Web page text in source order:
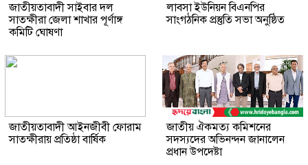
জাতীয়তাবাদী সাইবার দল
সাতক্ষীরা জেলা শাখার পূর্ণাঙ্গ
কমিটি ঘোষণা
লাবসা ইউনিয়ন বিএনপির
সাংগঠনিক প্রস্তুতি সভা অনুষ্ঠিত
জাতীয়তাবাদী আইনজীবী ফোরাম
সাতক্ষীরায় প্রতিষ্ঠা বার্ষিক
জাতীয় ঐকমত্য কমিশনের
সদস্যদের অভিনন্দন জানালেন
প্রধান উপদেষ্টা